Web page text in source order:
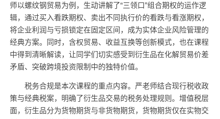
师以螺纹钢贸易为例，生动讲解了“三领口”组合期权的运作逻
辑，通过买入看跌期权、卖出不同执行价的看跌与看涨期权，
将企业利润与亏损锁定在固定区间，成为实体企业风险管理的
经典方案。同时，含权贸易、收益互换等创新模式，也在课程
中得到清晰解读，让同学们切实感受到衍生品在化解贸易价差
矛盾、突破跨境投资限制中的独特价值。
税务合规是本次课程的重点内容。严老师结合现行税收政
策与经典税案，明确了衍生品交易的税务处理规则。增值税层
面，衍生品分为货物期货与非货物期货，货物期货仅在实物交